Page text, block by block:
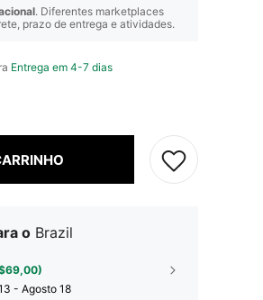
. Diferentes marketplaces
prazo de entrega e atividades.
Entrega em 4-7 dias
o Brazil
- Agosto 18